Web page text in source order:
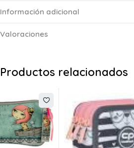
Información adicional
Valoraciones
Productos relacionados